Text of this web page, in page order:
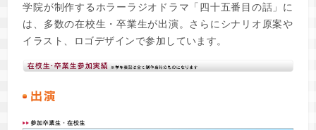
学院が制作するホラーラジオドラマ「四十五番目の話」に
は、多数の在校生・卒業生が出演。さらにシナリオ原案や
イラスト、ロゴデザインで参加しています。